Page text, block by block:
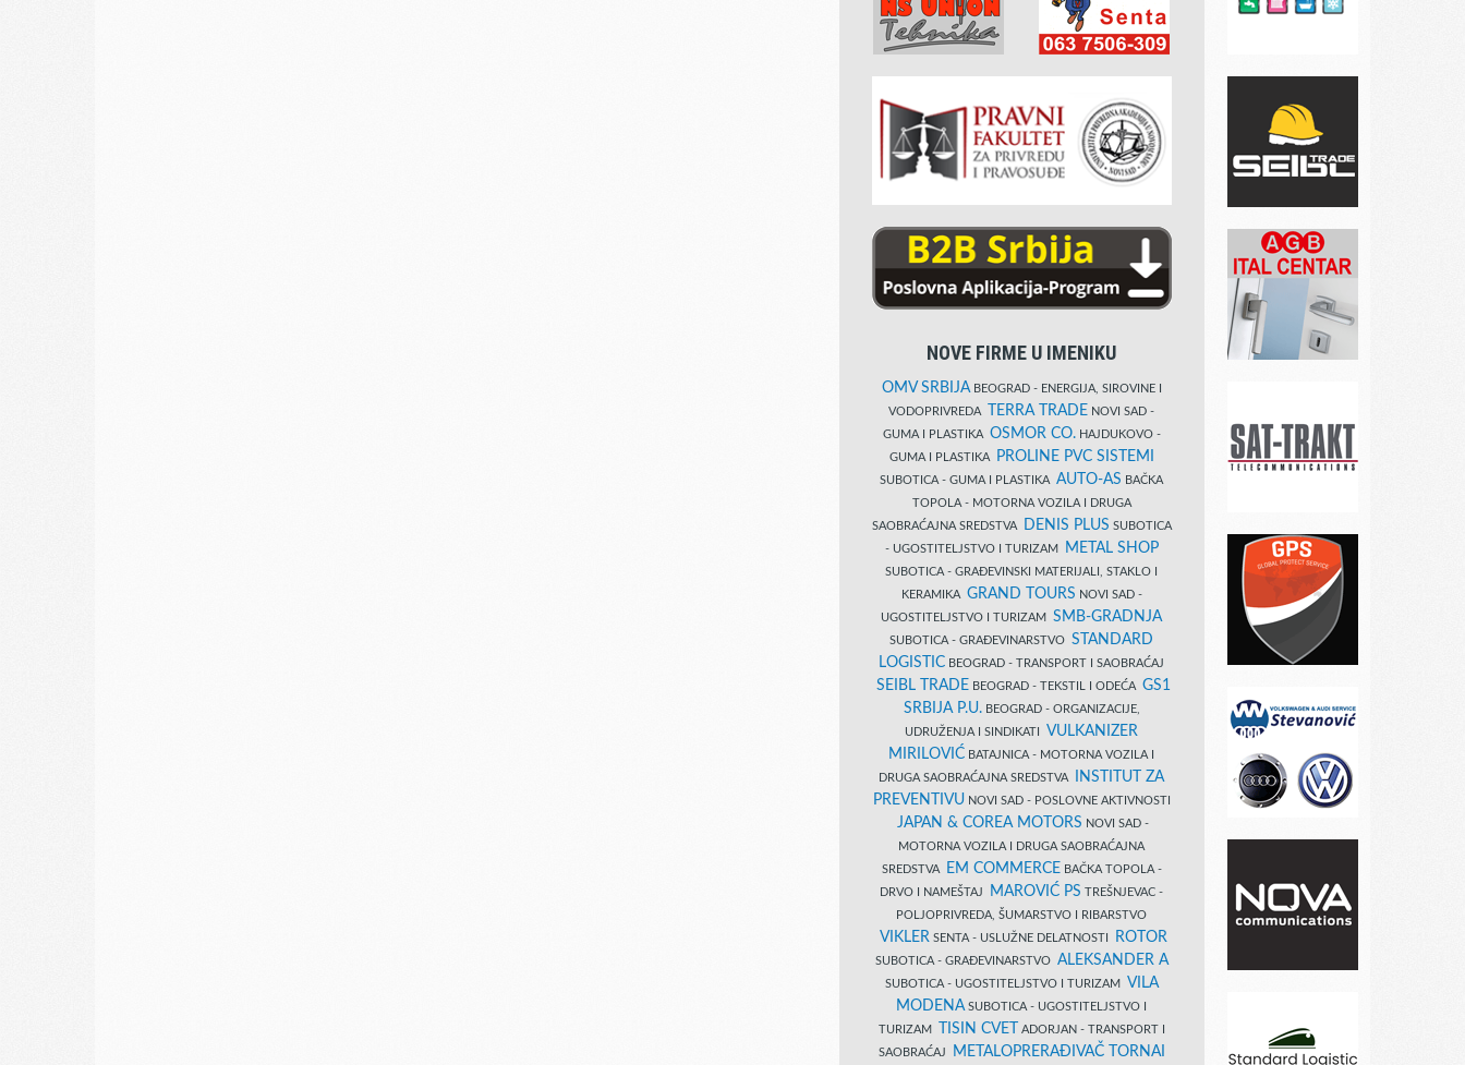
NOVE FIRME U IMENIKU
OMV SRBIJABEOGRAD - ENERGIJA, SIROVINE I
VODOPRIVREDA
TERRA TRADE NOVI SAD -
GUMA I PLASTIKA OSMOR CO.HAJDUKOVO -
GUMA I PLASTIKA
PROLINE PVC SISTEMI
SUBOTICA - GUMA I PLASTIKA AUTO-AS BAČKA
TOPOLA - MOTORNA VOZILA I DRUGA
SAOBRAĆAJNA SREDSTVA
DENIS PLUS SUBOTICA
- UGOSTITELJSTVO I TURIZAM
METAL SHOP
SUBOTICA - GRAĐEVINSKI MATERIJALI, STAKLO I
KERAMIKA GRAND TOURS NOVI SAD -
UGOSTITELJSTVO I TURIZAM SMB-GRADNJA
SUBOTICA - GRAĐEVINARSTVO STANDARD
LOGISTIC BEOGRAD - TRANSPORT I SAOBRAĆAJ
SEIBL TRADE BEOGRAD - TEKSTIL I ODEĆA GS1
SRBIJA P.U.BEOGRAD - ORGANIZACIJE,
UDRUŽENJA I SINDIKATI VULKANIZER
MIRILOVIĆ BATAJNICA - MOTORNA VOZILA I
DRUGA SAOBRAĆAJNA SREDSTVA
INSTITUT ZA
PREVENTIVUNOVI SAD - POSLOVNE AKTIVNOSTI
JAPAN & COREA MOTORS NOVI SAD -
MOTORNA VOZILA I DRUGA SAOBRAĆAJNA
SREDSTVA
EM COMMERCE BAČKA TOPOLA -
DRVO I NAMEŠTAJ
MAROVIĆ PS TREŠNJEVAC -
POLJOPRIVREDA, ŠUMARSTVO I RIBARSTVO
VIKLER SENTA - USLUŽNE DELATNOSTI ROTOR
SUBOTICA - GRAĐEVINARSTVO ALEKSANDER A
SUBOTICA - UGOSTITELJSTVO I TURIZAM VILA
MODENA SUBOTICA - UGOSTITELJSTVO I
TURIZAM
TISIN CVET
ADORJAN - TRANSPORT I
SAOBRAĆAJ
METALOPRERAĐIVAČ TORNAI